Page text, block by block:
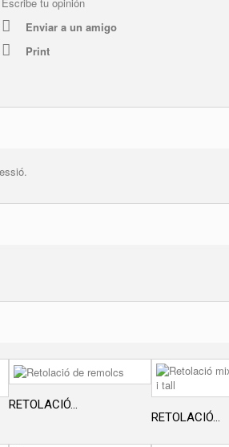
Enviar a un amigo
Print
RETOLACIÓ...
RETOLACIÓ...